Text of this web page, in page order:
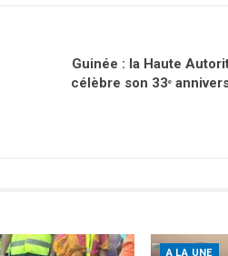
Guinée : la Haute
célèbre son 33ᵉ
A LA UNE